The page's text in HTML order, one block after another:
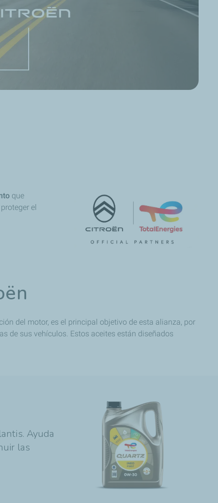
que
el
del motor, es el principal objetivo de esta alianza, por
de sus vehículos. Estos aceites están diseñados
Ayuda
las